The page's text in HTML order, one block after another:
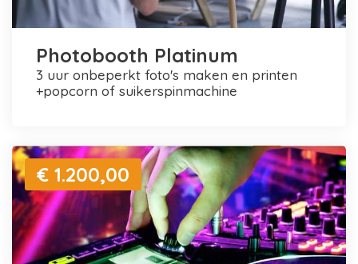
Photobooth Platinum
3 uur onbeperkt foto's maken en printen
+popcorn of suikerspinmachine
€ 1.200,00